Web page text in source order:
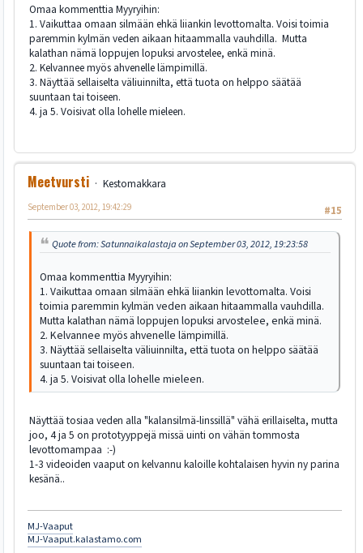
Omaa kommenttia Myyryihin:
1. Vaikuttaa omaan silmään ehkä liiankin levottomalta. Voisi toimia
paremmin kylmän veden aikaan hitaammalla vauhdilla. Mutta
kalathan nämä loppujen lopuksi arvostelee, enkä minä.
2. Kelvannee myös ahvenelle lämpimillä.
3. Näyttää sellaiselta väliuinnilta, että tuota on helppo säätää
suuntaan tai toiseen.
4. ja 5. Voisivat olla lohelle mieleen.
Meetvursti
Kestomakkara
#15
September 03, 2012, 19:42:29
Quote from: Satunnaikalastaja on September 03, 2012, 19:23:58
Omaa kommenttia Myyryihin:
1. Vaikuttaa omaan silmään ehkä liiankin levottomalta. Voisi
toimia paremmin kylmän veden aikaan hitaammalla vauhdilla.
Mutta kalathan nämä loppujen lopuksi arvostelee, enkä minä.
2. Kelvannee myös ahvenelle lämpimillä.
3. Näyttää sellaiselta väliuinnilta, että tuota on helppo säätää
suuntaan tai toiseen.
4. ja 5. Voisivat olla lohelle mieleen.
Näyttää tosiaa veden alla "kalansilmä-linssillä" vähä erillaiselta, mutta
joo, 4 ja 5 on prototyyppejä missä uinti on vähän tommosta
levottomampaa :-)
1-3 videoiden vaaput on kelvannu kaloille kohtalaisen hyvin ny parina
kesänä..
MJ-Vaaput
MJ-Vaaput.kalastamo.com